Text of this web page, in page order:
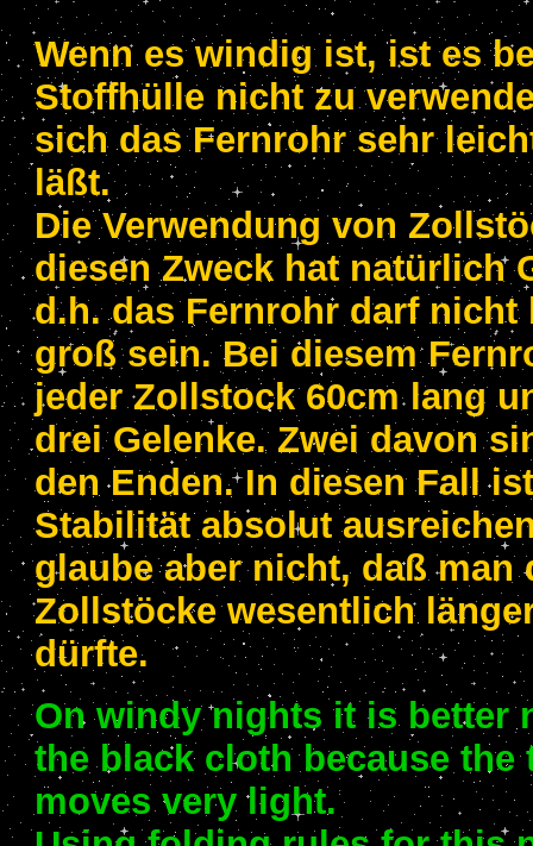
Wenn es windig ist, ist es
Stoffhülle nicht zu
sich das Fernrohr sehr
läßt.
Die Verwendung von
diesen Zweck hat natürlich
d.h. das Fernrohr darf nicht
groß sein. Bei diesem
jeder Zollstock 60cm lang
drei Gelenke. Zwei davon
den Enden. In diesen Fall
Stabilität absolut
glaube aber nicht, daß man
Zollstöcke wesentlich
dürfte.
On windy nights it is better
the black cloth because the
moves very light.